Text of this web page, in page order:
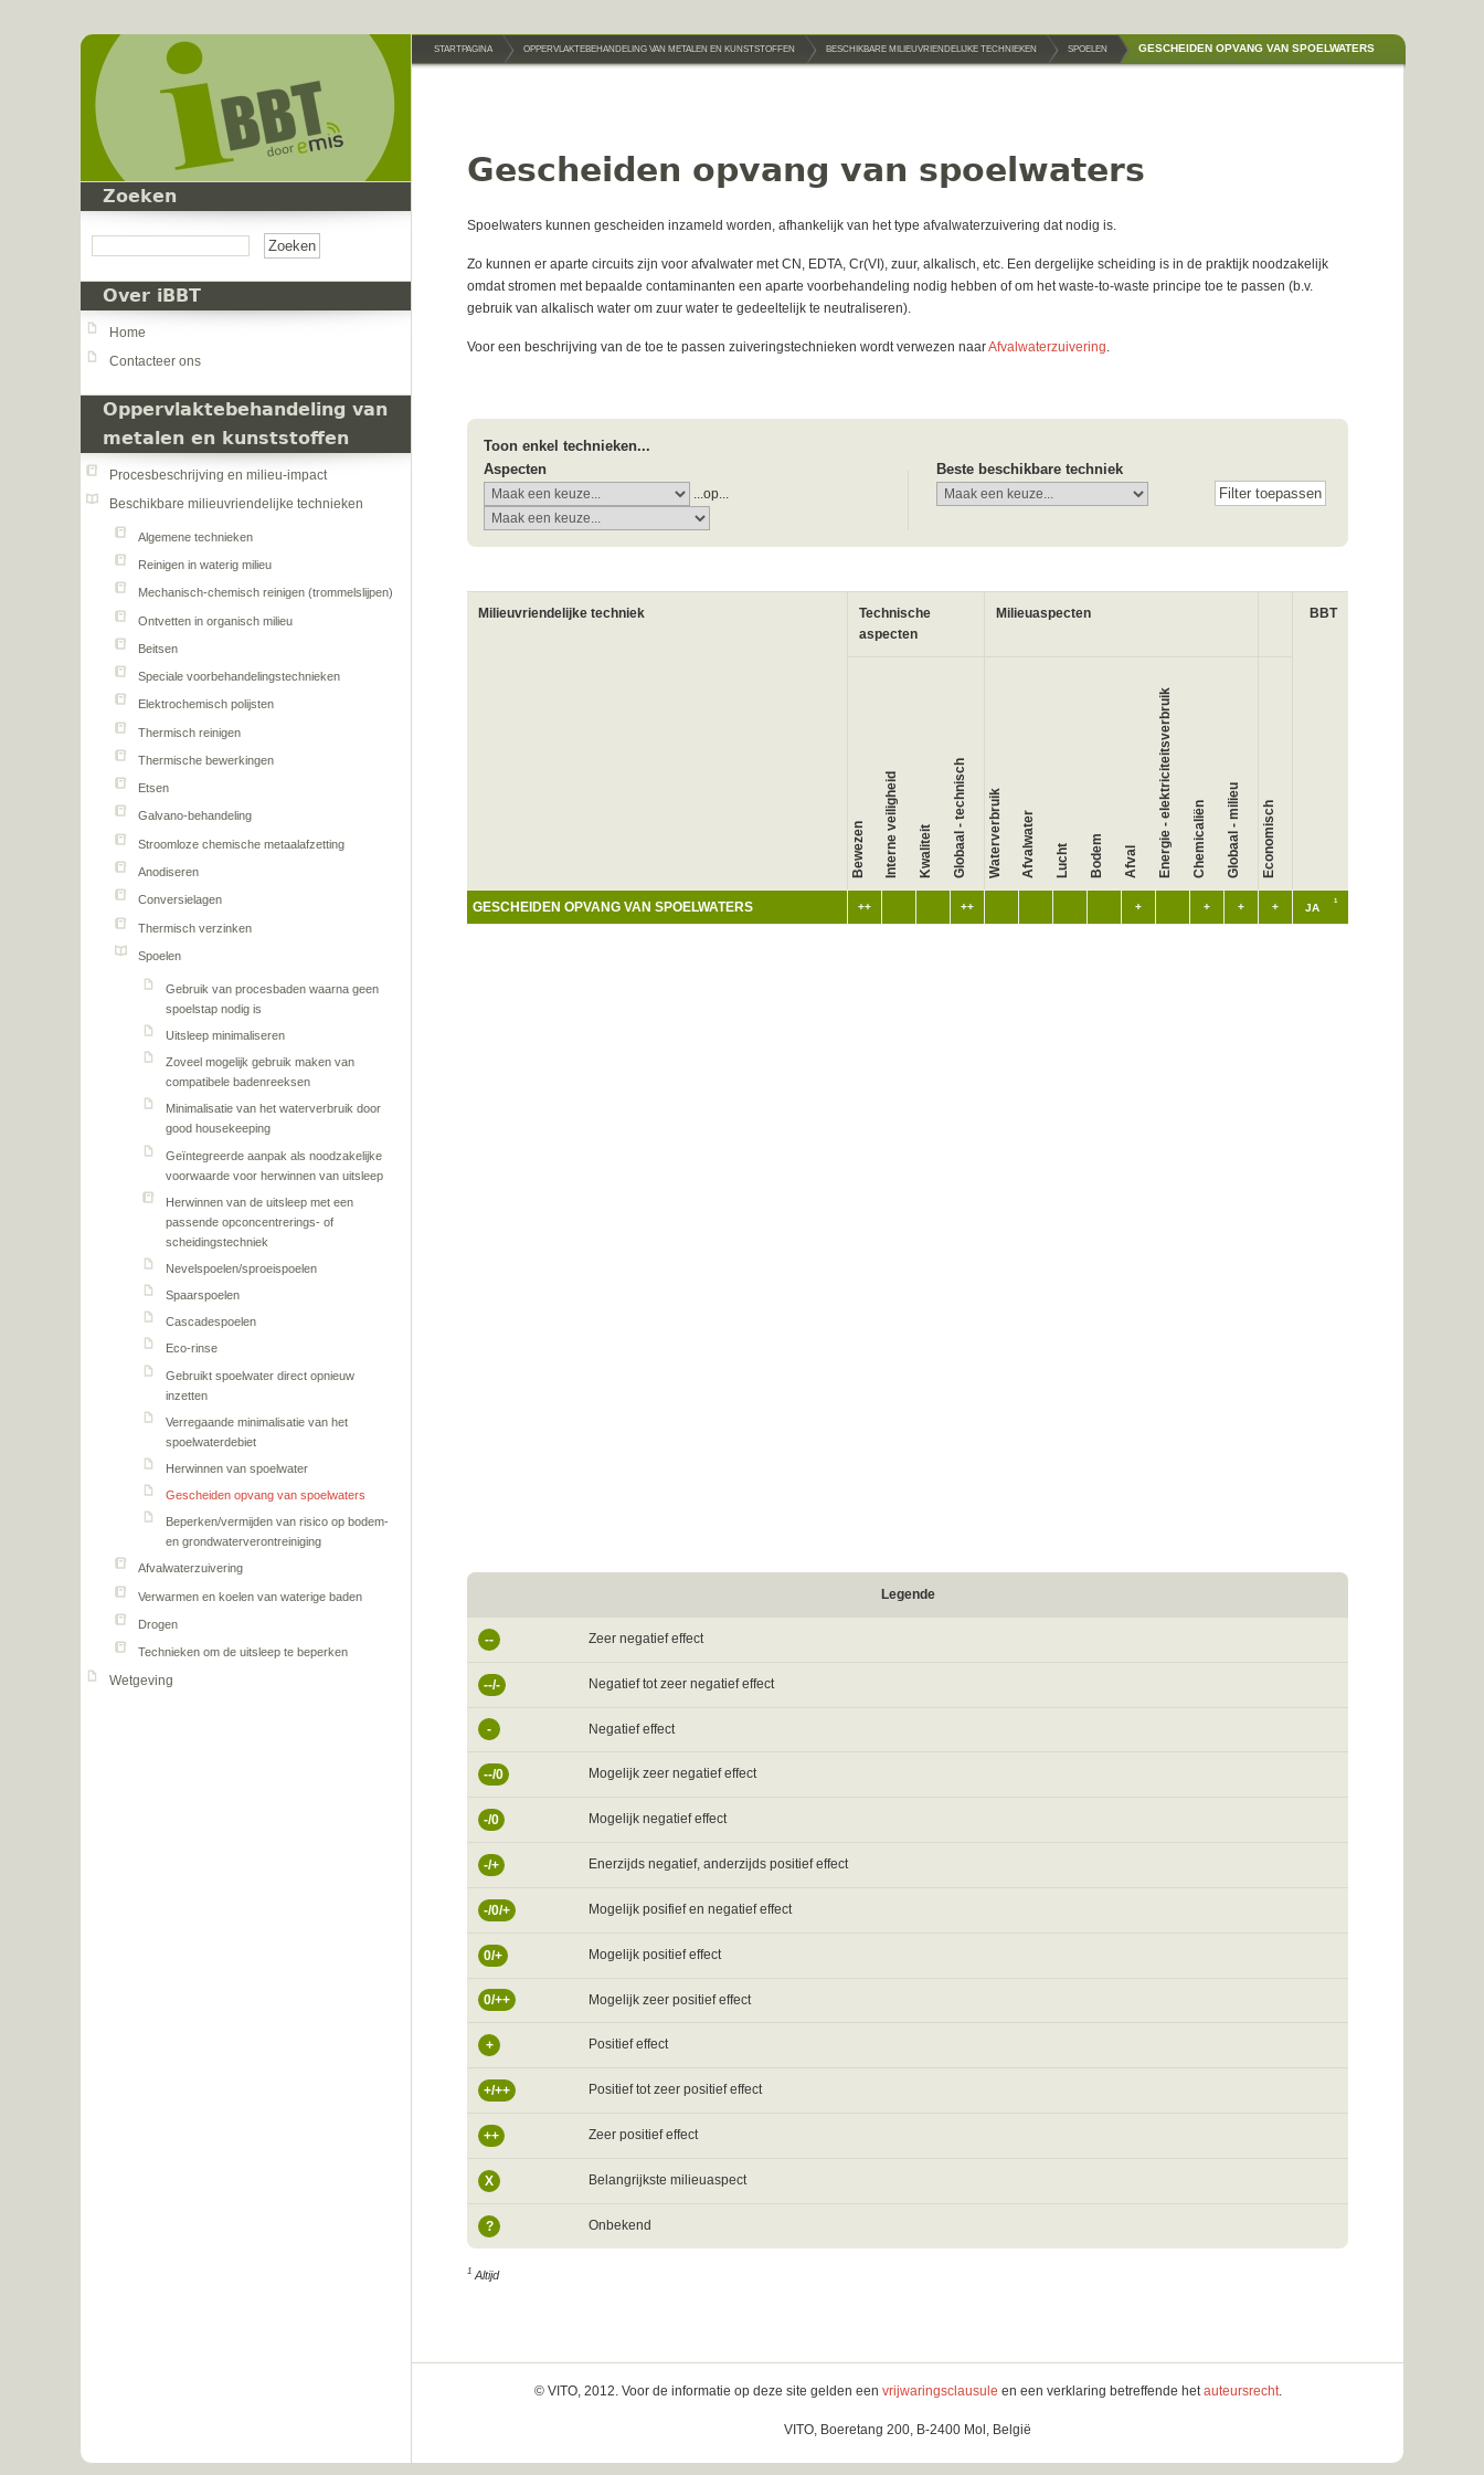
Zoeken
Over iBBT
Home
Contacteer ons
Oppervlaktebehandeling van
metalen en kunststoffen
Procesbeschrijving en milieu-impact
Beschikbare milieuvriendelijke technieken
Algemene technieken
Reinigen in waterig milieu
Mechanisch-chemisch reinigen (trommelslijpen)
Ontvetten in organisch milieu
Beitsen
Speciale voorbehandelingstechnieken
Elektrochemisch polijsten
Thermisch reinigen
Thermische bewerkingen
Etsen
Galvano-behandeling
Stroomloze chemische metaalafzetting
Anodiseren
Conversielagen
Thermisch verzinken
Spoelen
Gebruik van procesbaden waarna geen
spoelstap nodig is
Uitsleep minimaliseren
Zoveel mogelijk gebruik maken van
compatibele badenreeksen
Minimalisatie van het waterverbruik door
good housekeeping
Geïntegreerde aanpak als noodzakelijke
voorwaarde voor herwinnen van uitsleep
Herwinnen van de uitsleep met een
passende opconcentrerings- of
scheidingstechniek
Nevelspoelen/sproeispoelen
Spaarspoelen
Cascadespoelen
Eco-rinse
Gebruikt spoelwater direct opnieuw
inzetten
Verregaande minimalisatie van het
spoelwaterdebiet
Herwinnen van spoelwater
Gescheiden opvang van spoelwaters
Beperken/vermijden van risico op bodem-
en grondwaterverontreiniging
Afvalwaterzuivering
Verwarmen en koelen van waterige baden
Drogen
Technieken om de uitsleep te beperken
Wetgeving
STARTPAGINA OPPERVLAKTEBEHANDELING VAN METALEN EN KUNSTSTOFFEN BESCHIKBARE MILIEUVRIENDELIJKE TECHNIEKEN SPOELEN GESCHEIDEN OPVANG VAN SPOELWATERS
Gescheiden opvang van spoelwaters
Spoelwaters kunnen gescheiden inzameld worden, afhankelijk van het type afvalwaterzuivering dat nodig is.
Zo kunnen er aparte circuits zijn voor afvalwater met CN, EDTA, Cr(VI), zuur, alkalisch, etc. Een dergelijke scheiding is in de praktijk noodzakelijk
omdat stromen met bepaalde contaminanten een aparte voorbehandeling nodig hebben of om het waste-to-waste principe toe te passen (b.v.
gebruik van alkalisch water om zuur water te gedeeltelijk te neutraliseren).
Voor een beschrijving van de toe te passen zuiveringstechnieken wordt verwezen naarAfvalwaterzuivering.
Toon enkel technieken...
Aspecten
...op...
Beste beschikbare techniek
Milieuvriendelijke techniek
Technische
aspecten
Milieuaspecten BBT
Bewezen Interne veiligheid Kwaliteit Globaal - technisch Waterverbruik Afvalwater Lucht Bodem Afval Energie - elektriciteitsverbruik Chemicaliën Globaal - milieu Economisch
GESCHEIDEN OPVANG VAN SPOELWATERS ++ ++ + + + + JA
1
Legende
-- Zeer negatief effect
--/- Negatief tot zeer negatief effect
- Negatief effect
--/0 Mogelijk zeer negatief effect
-/0 Mogelijk negatief effect
-/+ Enerzijds negatief, anderzijds positief effect
-/0/+ Mogelijk posifief en negatief effect
0/+ Mogelijk positief effect
0/++ Mogelijk zeer positief effect
+ Positief effect
+/++ Positief tot zeer positief effect
++ Zeer positief effect
X Belangrijkste milieuaspect
? Onbekend
1 Altijd
© VITO, 2012. Voor de informatie op deze site gelden een vrijwaringsclausule en een verklaring betreffende het auteursrecht.
VITO, Boeretang 200, B-2400 Mol, België